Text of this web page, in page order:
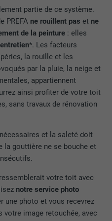
partie de ce système.
PREFA ne rouillent pas et ne
de la peinture : elles
*. Les facteurs
la rouille et les
par la pluie, la neige et
appartiennent
ainsi profiter de votre toit
sans travaux de rénovation
et la saleté doit
la gouttière ne se bouche et
votre toit avec
notre service photo
une photo et vous recevrez
image retouchée, avec
essentiel au
de l'extension qui gère
pour les cookies. Il doit
pour que l'outil sache
l'utilisateur.
Google Analytics pour
de sollicitation.
Analytics
un identifiant unique utilisé
des données statistiques
dont l'utilisateur utilise le
un identifiant
lequel vos paramètres
d'autres informations sont
en particulier la langue que
combien de résultats de
20) et si le filtre Google
doit être activé ou non.